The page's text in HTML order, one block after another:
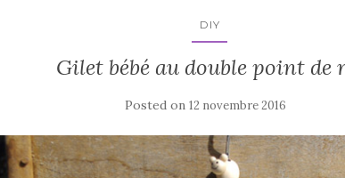
DIY
Gilet bébé au double point de
Posted on 12 novembre 2016